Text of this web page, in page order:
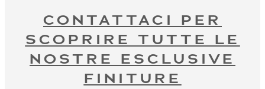
CONTATTACI PER
SCOPRIRE TUTTE LE
NOSTRE ESCLUSIVE
FINITURE